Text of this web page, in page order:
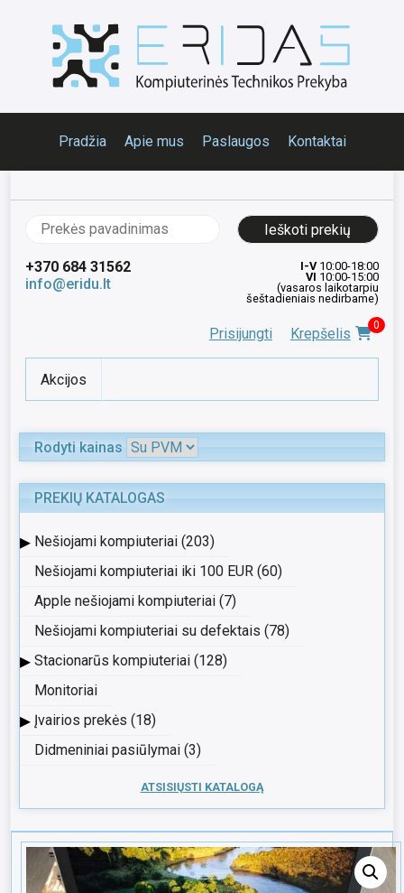
Pradžia Apie mus Paslaugos Kontaktai
Ieškoti:
+370 684 31562
info@eridu.lt
I-V10:00-18:00
VI 10:00-15:00
(vasaros laikotarpiu
šeštadieniais nedirbame)
Prisijungti Krepšelis 0
Akcijos
Rodyti kainas
PREKIŲ KATALOGAS
▸ Nešiojami kompiuteriai (203)
Nešiojami kompiuteriai iki 100 EUR (60)
Apple nešiojami kompiuteriai (7)
Nešiojami kompiuteriai su defektais (78)
▸ Stacionarūs kompiuteriai (128)
Monitoriai
▸ Įvairios prekės (18)
Didmeniniai pasiūlymai (3)
ATSISIŲSTI KATALOGĄ